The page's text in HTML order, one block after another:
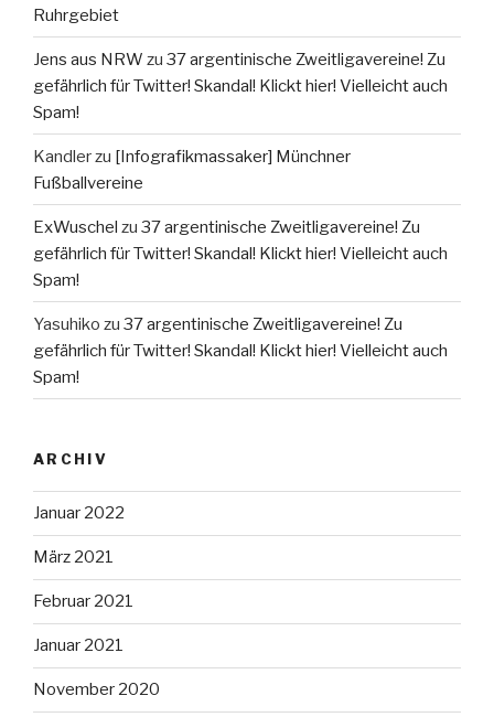
Ruhrgebiet
Jens aus NRW zu 37 argentinische Zweitligavereine! Zu
gefährlich für Twitter! Skandal! Klickt hier! Vielleicht auch
Spam!
Kandlerzu [Infografikmassaker] Münchner
Fußballvereine
ExWuschel zu 37 argentinische Zweitligavereine! Zu
gefährlich für Twitter! Skandal! Klickt hier! Vielleicht auch
Spam!
Yasuhiko zu 37 argentinische Zweitligavereine! Zu
gefährlich für Twitter! Skandal! Klickt hier! Vielleicht auch
Spam!
ARCHIV
Januar 2022
März 2021
Februar 2021
Januar 2021
November 2020